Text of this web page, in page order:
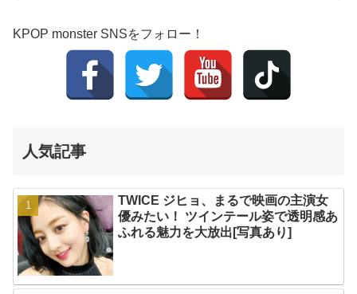
KPOP monster SNSをフォロー！
人気記事
TWICE ジヒョ、まるで映画の主演女
優みたい！ ツインテール姿で透明感あ
ふれる魅力を大放出[写真あり]